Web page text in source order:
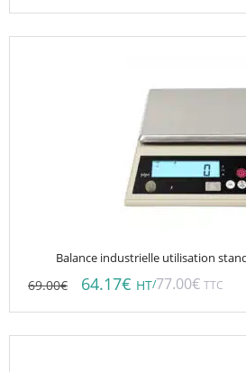
Balance industrielle utilisation
69.00€ 64.17€ HT/77.00€ TTC